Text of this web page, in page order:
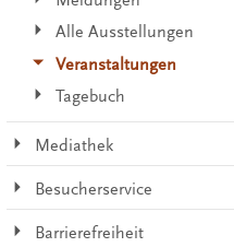
Alle Ausstellungen
Veranstaltungen
Tagebuch
Mediathek
Besucherservice
Barrierefreiheit